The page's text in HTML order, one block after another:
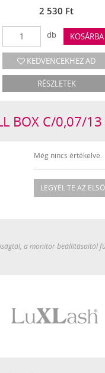
2 530 Ft
db KOSÁRBA
KEDVENCEKHEZ AD
RÉSZLETEK
BOX C/0,07/13
Még nincs értékelve.
LEGYÉL TE AZ ELSŐ
a monitor beállításaitól